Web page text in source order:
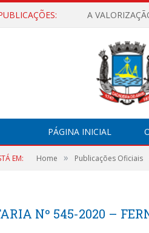
A
PÁGINA INICIAL
EM: Home » Publicações Oficiais
Nº 545-2020 –